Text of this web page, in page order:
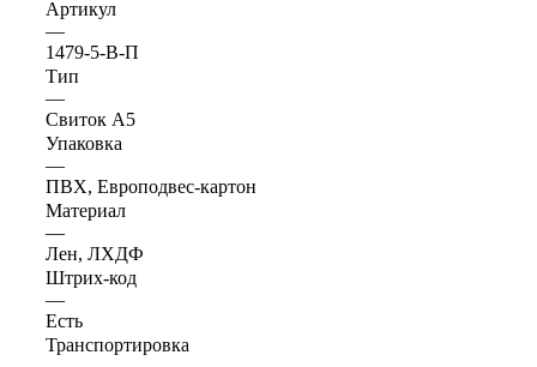
Артикул
—
1479-5-В-П
Тип
—
Свиток А5
Упаковка
—
ПВХ, Европодвес-картон
Материал
—
Лен, ЛХДФ
Штрих-код
—
Есть
Транспортировка